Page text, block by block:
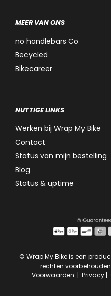
MEER VAN ONS
no handlebars Co
Becycled
Bikecareer
NUTTIGE LINKS
Werken bij Wrap My Bike
Contact
Status van mijn bestelling
Blog
Status & uptime
© Wrap My Bike is een
rechten
Voorwaarden | Privacy|